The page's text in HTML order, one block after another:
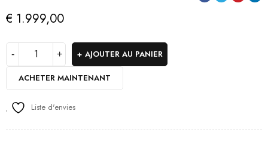
€ 1.999,00
AJOUTER AU PANIER
ACHETER MAINTENANT
Liste d'envies